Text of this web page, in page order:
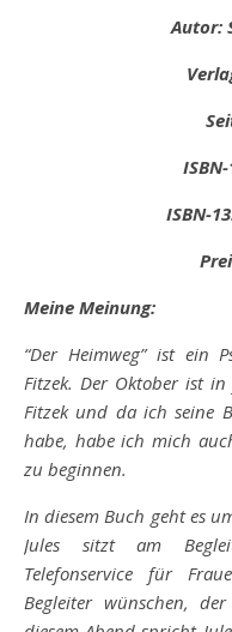
Autor:
ISBN-
Meine Meinung:
“Der Heimweg” ist ein
Fitzek. Der Oktober ist
Fitzek und da ich seine
habe, habe ich mich
zu beginnen.
In diesem Buch geht es
Jules sitzt am
Telefonservice für
Begleiter wünschen,